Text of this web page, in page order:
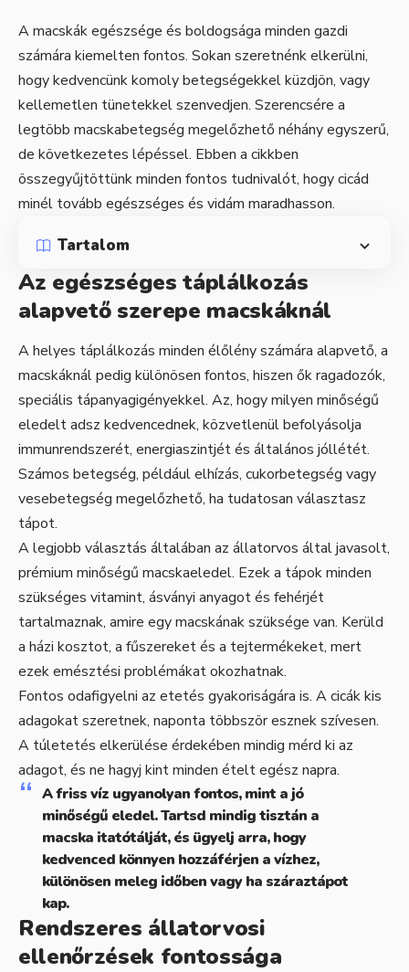
A macskák egészsége és boldogsága minden gazdi
számára kiemelten fontos. Sokan szeretnénk elkerülni,
hogy kedvencünk komoly betegségekkel küzdjön, vagy
kellemetlen tünetekkel szenvedjen. Szerencsére a
legtöbb macskabetegség megelőzhető néhány egyszerű,
de következetes lépéssel. Ebben a cikkben
összegyűjtöttünk minden fontos tudnivalót, hogy cicád
minél tovább egészséges és vidám maradhasson.
Tartalom
Az egészséges táplálkozás
alapvető szerepe macskáknál
A helyes táplálkozás minden élőlény számára alapvető, a
macskáknál pedig különösen fontos, hiszen ők ragadozók,
speciális tápanyagigényekkel. Az, hogy milyen minőségű
eledelt adsz kedvencednek, közvetlenül befolyásolja
immunrendszerét, energiaszintjét és általános jóllétét.
Számos betegség, például elhízás, cukorbetegség vagy
vesebetegség megelőzhető, ha tudatosan választasz
tápot.
A legjobb választás általában az állatorvos által javasolt,
prémium minőségű macskaeledel. Ezek a tápok minden
szükséges vitamint, ásványi anyagot és fehérjét
tartalmaznak, amire egy macskának szüksége van. Kerüld
a házi kosztot, a fűszereket és a tejtermékeket, mert
ezek emésztési problémákat okozhatnak.
Fontos odafigyelni az etetés gyakoriságára is. A cicák kis
adagokat szeretnek, naponta többször esznek szívesen.
A túletetés elkerülése érdekében mindig mérd ki az
adagot, és ne hagyj kint minden ételt egész napra.
A friss víz ugyanolyan fontos, mint a jó
minőségű eledel. Tartsd mindig tisztán a
macska itatótálját, és ügyelj arra, hogy
kedvenced könnyen hozzáférjen a vízhez,
különösen meleg időben vagy ha száraztápot
kap.
Rendszeres állatorvosi
ellenőrzések fontossága